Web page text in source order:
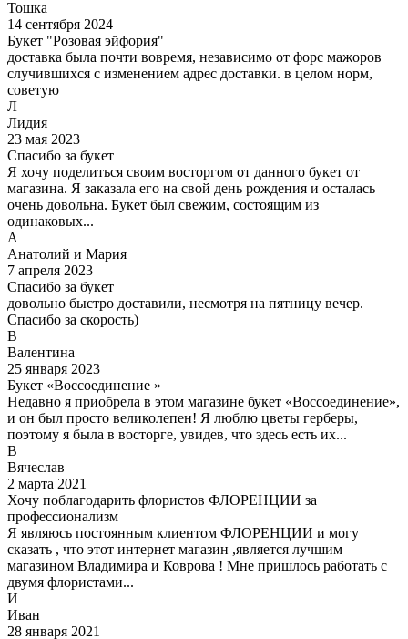
Тошка
14 сентября 2024
Букет "Розовая эйфория"
доставка была почти вовремя, независимо от форс мажоров
случившихся с изменением адрес доставки. в целом норм,
советую
Л
Лидия
23 мая 2023
Спасибо за букет
Я хочу поделиться своим восторгом от данного букет от
магазина. Я заказала его на свой день рождения и осталась
очень довольна. Букет был свежим, состоящим из
одинаковых...
А
Анатолий и Мария
7 апреля 2023
Спасибо за букет
довольно быстро доставили, несмотря на пятницу вечер.
Спасибо за скорость)
В
Валентина
25 января 2023
Букет «Воссоединение »
Недавно я приобрела в этом магазине букет «Воссоединение»,
и он был просто великолепен! Я люблю цветы герберы,
поэтому я была в восторге, увидев, что здесь есть их...
В
Вячеслав
2 марта 2021
Хочу поблагодарить флористов ФЛОРЕНЦИИ за
профессионализм
Я являюсь постоянным клиентом ФЛОРЕНЦИИ и могу
сказать , что этот интернет магазин ,является лучшим
магазином Владимира и Коврова ! Мне пришлось работать с
двумя флористами...
И
Иван
28 января 2021